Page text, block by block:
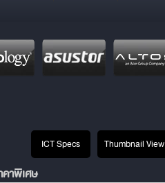
ICT Specs Thumbnail View
าพิเศษ